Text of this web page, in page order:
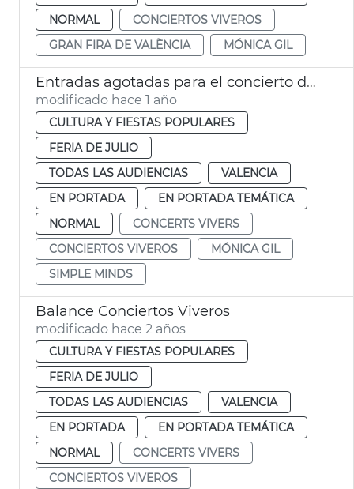
NORMAL
CONCIERTOS VIVEROS
GRAN FIRA DE VALÈNCIA
MÓNICA GIL
Entradas agotadas para el concierto de Simple Minds en València
modificado hace 1 año
CULTURA Y FIESTAS POPULARES
FERIA DE JULIO
TODAS LAS AUDIENCIAS
VALENCIA
EN PORTADA
EN PORTADA TEMÁTICA
NORMAL
CONCERTS VIVERS
CONCIERTOS VIVEROS
MÓNICA GIL
SIMPLE MINDS
Balance Conciertos Viveros
modificado hace 2 años
CULTURA Y FIESTAS POPULARES
FERIA DE JULIO
TODAS LAS AUDIENCIAS
VALENCIA
EN PORTADA
EN PORTADA TEMÁTICA
NORMAL
CONCERTS VIVERS
CONCIERTOS VIVEROS